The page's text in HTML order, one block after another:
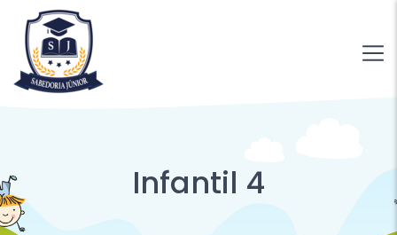
Infantil 4